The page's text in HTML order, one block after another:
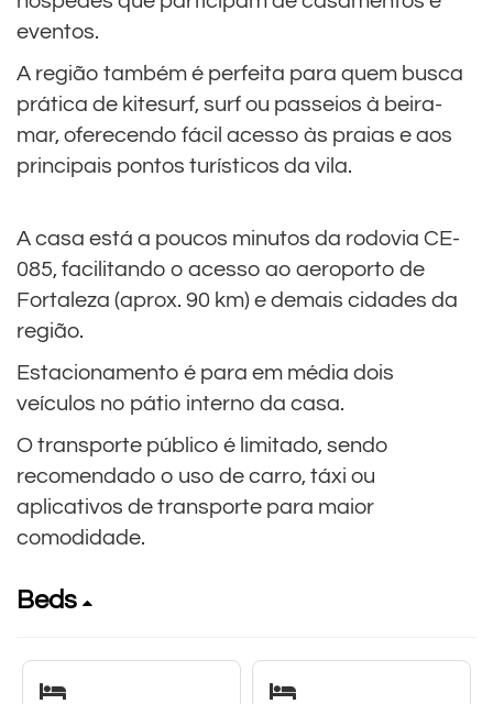
eventos.
A região também é perfeita para quem busca
prática de kitesurf, surf ou passeios à beira-
mar, oferecendo fácil acesso às praias e aos
principais pontos turísticos da vila.
A casa está a poucos minutos da rodovia CE-
085, facilitando o acesso ao aeroporto de
Fortaleza (aprox. 90 km) e demais cidades da
região.
Estacionamento é para em média dois
veículos no pátio interno da casa.
O transporte público é limitado, sendo
recomendado o uso de carro, táxi ou
aplicativos de transporte para maior
comodidade.
Beds